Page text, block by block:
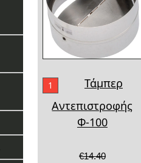
1
Τάμπερ
Aντεπιστροφής
Φ-100
€14.40